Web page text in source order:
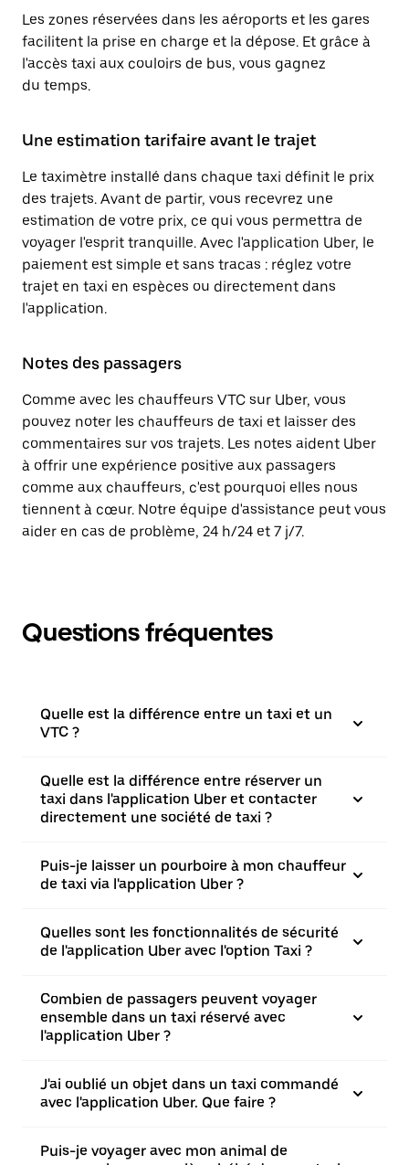
Les zones réservées dans les aéroports et les gares
facilitent la prise en charge et la dépose. Et grâce à
l'accès taxi aux couloirs de bus, vous gagnez
du temps.
Une estimation tarifaire avant le trajet
Le taximètre installé dans chaque taxi définit le prix
des trajets. Avant de partir, vous recevrez une
estimation de votre prix, ce qui vous permettra de
voyager l'esprit tranquille. Avec l'application Uber, le
paiement est simple et sans tracas : réglez votre
trajet en taxi en espèces ou directement dans
l'application.
Notes des passagers
Comme avec les chauffeurs VTC sur Uber, vous
pouvez noter les chauffeurs de taxi et laisser des
commentaires sur vos trajets. Les notes aident Uber
à offrir une expérience positive aux passagers
comme aux chauffeurs, c'est pourquoi elles nous
tiennent à cœur. Notre équipe d'assistance peut vous
aider en cas de problème, 24 h/24 et 7 j/7.
Questions fréquentes
Quelle est la différence entre un taxi et un
VTC ?
Quelle est la différence entre réserver un
taxi dans l'application Uber et contacter
directement une société de taxi ?
Puis-je laisser un pourboire à mon chauffeur
de taxi via l'application Uber ?
Quelles sont les fonctionnalités de sécurité
de l'application Uber avec l'option Taxi ?
Combien de passagers peuvent voyager
ensemble dans un taxi réservé avec
l'application Uber ?
J'ai oublié un objet dans un taxi commandé
avec l'application Uber. Que faire ?
Puis-je voyager avec mon animal de